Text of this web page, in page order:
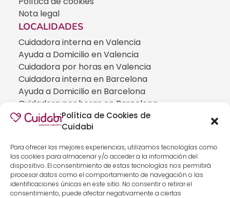
Política de Cookies de
Cuidabi
Para ofrecer las mejores experiencias, utilizamos tecnologías como
las cookies para almacenar y/o acceder a la información del
dispositivo. El consentimiento de estas tecnologías nos permitirá
procesar datos como el comportamiento de navegación o las
identificaciones únicas en este sitio. No consentir o retirar el
consentimiento, puede afectar negativamente a ciertas
Nota legal
LOCALIDADES
Cuidadora interna en Valencia
Ayuda a Domicilio en Valencia
Cuidadora por horas en Valencia
Cuidadora interna en Barcelona
Ayuda a Domicilio en Barcelona
Cuidadora por horas en Barcelona
Cuidadora interna en Madrid
Ayuda a Domicilio en Madrid
CUIDADOS ESPECIALIZADOS
Cuidadoras de personas con Alzheimer
Cuidadoras de personas con Parkinson
Cuidadoras de personas con ELA